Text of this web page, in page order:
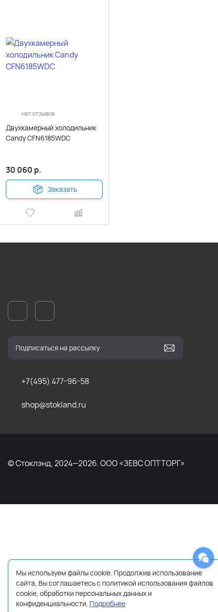
нет отзывов
Двухкамерный холодильник
Candy CFN6185WDC
30 060 р.
Заказать
+7(495) 477-96-58
shop@stokland.ru
© Стоклэнд, 2024—2026. ООО «ЗЕВС ОПТТОРГ»
Мы используем файлы cookie. Продолжив использование
сайта, Вы соглашаетесь с политикой использования файлов
cookie, обработки персональных данных и
конфиденциальности. Подробнее